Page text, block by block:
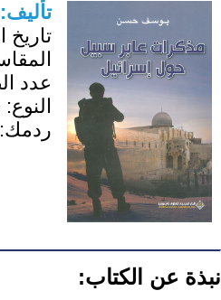
تأليف:
تاريخ
عدد
النوع:
ردمك:
نبذة عن الكتاب: